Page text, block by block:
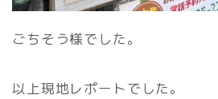
ごちそう様でした。
以上現地レポートでした。